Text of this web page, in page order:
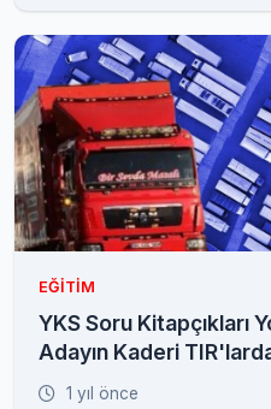
EĞITIM
YKS Soru Kitapçıkları
Adayın Kaderi
1 yıl önce